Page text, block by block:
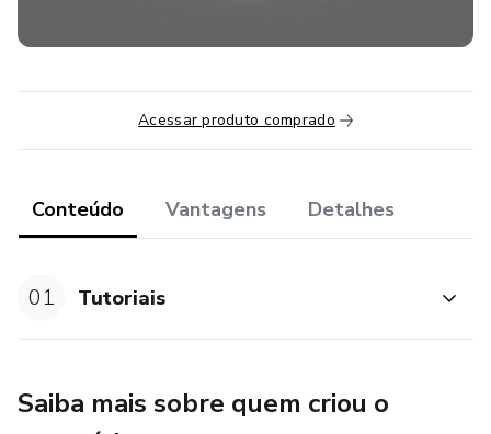
Acessar produto comprado
Conteúdo Vantagens Detalhes
01 Tutoriais
Saiba mais sobre quem criou o